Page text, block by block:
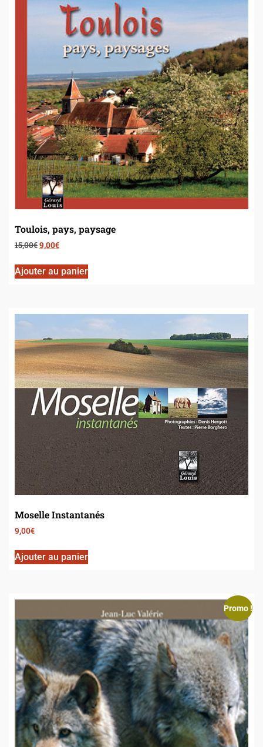
Toulois, pays, paysage
15,00€9,00€
Ajouter au panier
Moselle Instantanés
9,00€
Ajouter au panier
Promo !